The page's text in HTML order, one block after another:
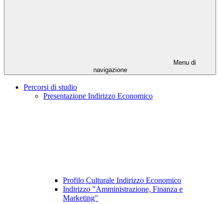
Menu di
navigazione
Percorsi di studio
Presentazione Indirizzo Economico
Profilo Culturale Indirizzo Economico
Indirizzo "Amministrazione, Finanza e
Marketing"